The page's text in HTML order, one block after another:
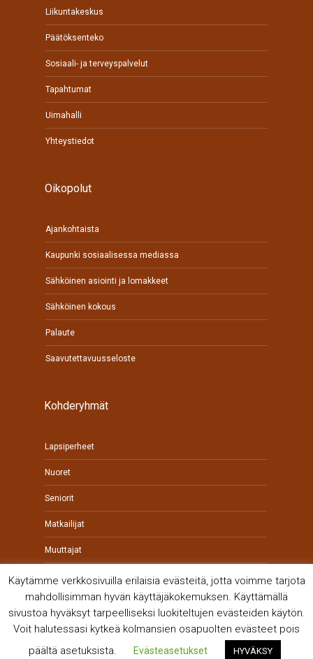
Liikuntakeskus
Päätöksenteko
Sosiaali- ja terveyspalvelut
Tapahtumat
Uimahalli
Yhteystiedot
Oikopolut
Ajankohtaista
Kaupunki sosiaalisessa mediassa
Sähköinen asiointi ja lomakkeet
Sähköinen kokous
Palaute
Saavutettavuusseloste
Kohderyhmät
Lapsiperheet
Nuoret
Seniorit
Matkailijat
Muuttajat
© Kankaanpään kaupunki
Käytämme verkkosivuilla erilaisia evästeitä, jotta voimme tarjota
mahdollisimman hyvän käyttäjäkokemuksen. Käyttämällä
sivustoa hyväksyt tarpeelliseksi luokiteltujen evästeiden käytön.
Voit halutessasi kytkeä kolmansien osapuolten evästeet pois
päältä asetuksista.
Evästeasetukset HYVÄKSY